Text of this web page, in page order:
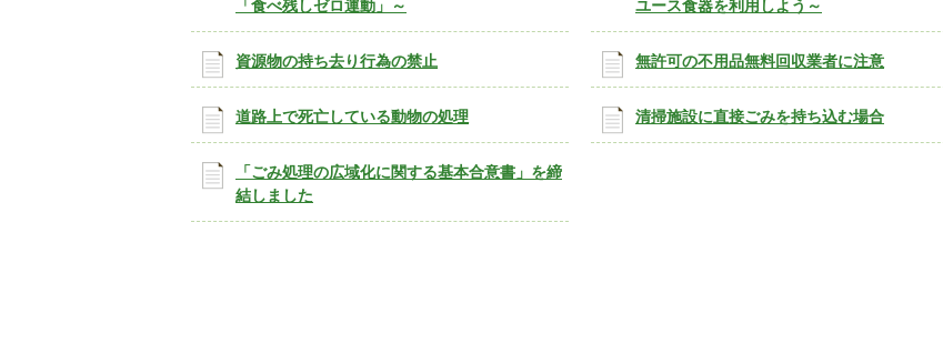
「食べ残しゼロ運動」～
ユース食器を利用しよう～
資源物の持ち去り行為の禁止 無許可の不用品無料回収業者に注意
道路上で死亡している動物の処理 清掃施設に直接ごみを持ち込む場合
「ごみ処理の広域化に関する基本合意書」を締
結しました